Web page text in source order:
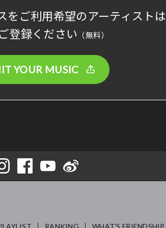
をご利用希望のアーティストは
登録ください （無料）
YOUR MUSIC
RANKING WHAT’S FRIENDSHIP.